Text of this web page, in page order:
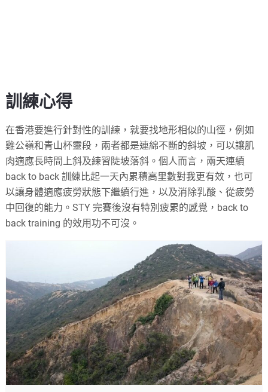
訓練心得
在香港要進行針對性的訓練，就要找地形相似的山徑，例如
雞公嶺和青山杯靈段，兩者都是連綿不斷的斜坡，可以讓肌
肉適應長時間上斜及練習陡坡落斜。個人而言，兩天連續
back to back 訓練比起一天內累積高里數對我更有效，也可
以讓身體適應疲勞狀態下繼續行進，以及消除乳酸、從疲勞
中回復的能力。STY 完賽後沒有特別疲累的感覺，back to
back training 的效用功不可沒。